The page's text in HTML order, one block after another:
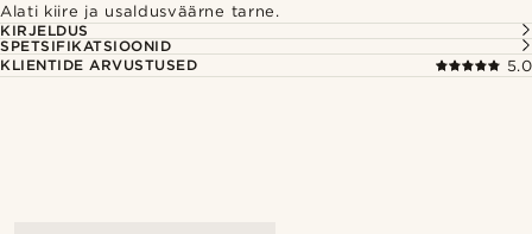
Alati kiire ja usaldusväärne tarne.
KIRJELDUS
SPETSIFIKATSIOONID
KLIENTIDE ARVUSTUSED
5.0